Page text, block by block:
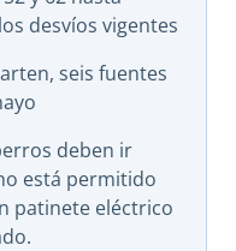
desvíos vigentes
seis fuentes
deben ir
está permitido
patinete eléctrico